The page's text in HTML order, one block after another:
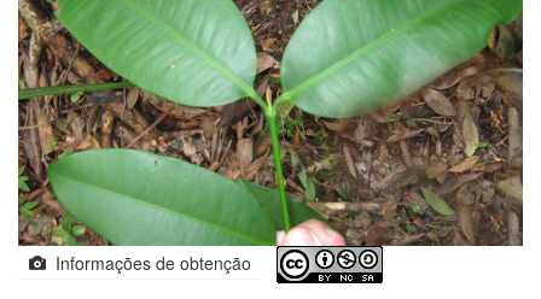
Informações de obtenção